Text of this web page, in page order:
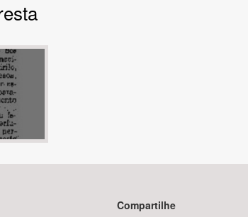
Compartilhe